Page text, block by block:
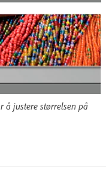
justere størrelsen på